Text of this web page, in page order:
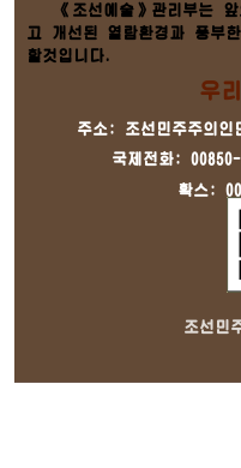
《조선예술》관리부는 앞
고 개선된 열람환경과 풍부
할것입니다.
우
주소: 조선민주주의인
국제전화:
확스:
조선민